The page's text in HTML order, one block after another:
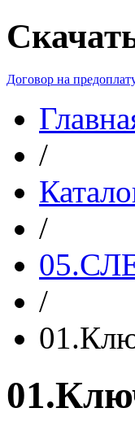
Договор на
/
/
/